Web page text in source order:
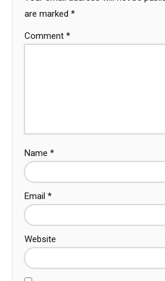
are marked *
Comment *
Name *
Email *
Website